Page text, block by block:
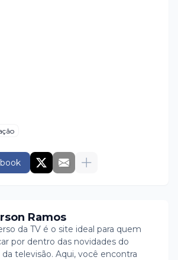
Ramos
da TV é o site ideal para quem
por dentro das novidades do
televisão. Aqui, você encontra